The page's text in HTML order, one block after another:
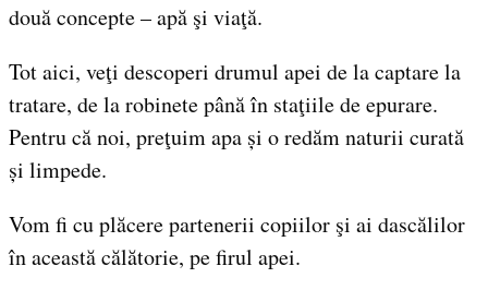
două concepte – apă şi viaţă.
Tot aici, veţi descoperi drumul apei de la captare la
tratare, de la robinete până în staţiile de epurare.
Pentru că noi, preţuim apa și o redăm naturii curată
și limpede.
Vom fi cu plăcere partenerii copiilor şi ai dascălilor
în această călătorie, pe firul apei.